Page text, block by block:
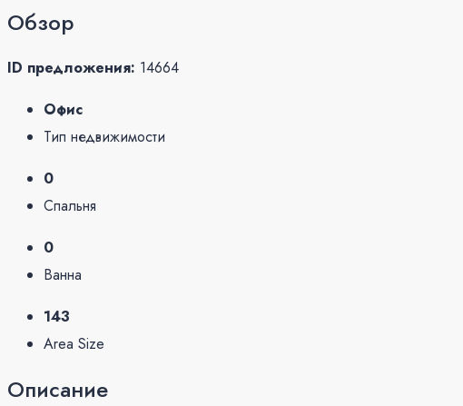
Обзор
ID предложения: 14664
Офис
Тип недвижимости
0
Спальня
0
Ванна
143
Area Size
Описание